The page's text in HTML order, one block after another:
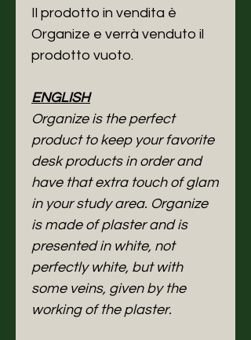
Il prodotto in vendita è
Organize e verrà venduto il
prodotto vuoto.
ENGLISH
Organize is the perfect
product to keep your favorite
desk products in order and
have that extra touch of glam
in your study area. Organize
is made of plaster and is
presented in white, not
perfectly white, but with
some veins, given by the
working of the plaster.